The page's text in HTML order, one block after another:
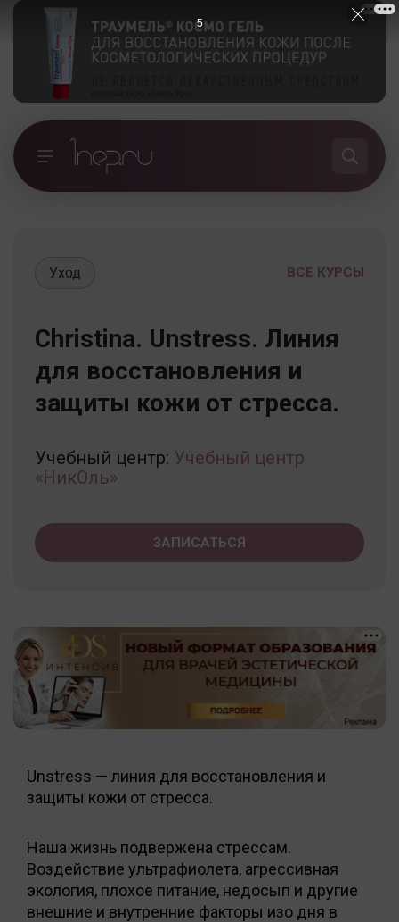
ВСЕ КУРСЫ
Уход
Christina. Unstress. Линия
для восстановления и
защиты кожи от стресса.
Учебный центр: Учебный центр
«НикОль»
ЗАПИСАТЬСЯ
Unstress — линия для восстановления и
защиты кожи от стресса.
Наша жизнь подвержена стрессам.
Воздействие ультрафиолета, агрессивная
экология, плохое питание, недосып и другие
внешние и внутренние факторы изо дня в
5